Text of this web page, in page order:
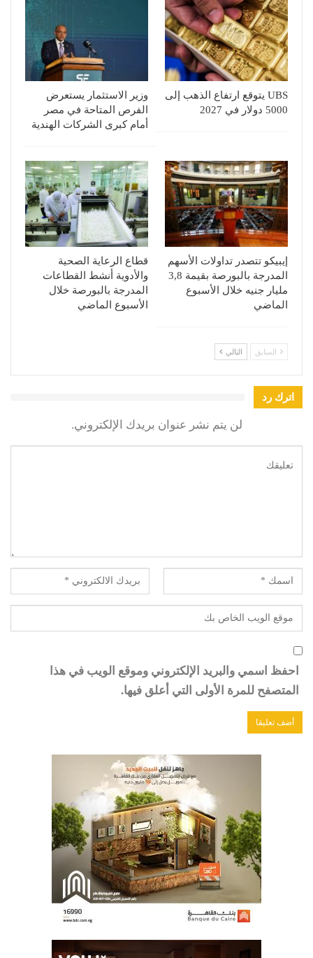
UBS يتوقع ارتفاع الذهب إلى
5000 دولار في 2027
وزير الاستثمار يستعرض
الفرص المتاحة في مصر
أمام كبرى الشركات الهندية
إيبيكو تتصدر تداولات الأسهم
المدرجة بالبورصة بقيمة 3,8
مليار جنيه خلال الأسبوع
الماضي
قطاع الرعاية الصحية
والأدوية أنشط القطاعات
المدرجة بالبورصة خلال
الأسبوع الماضي
السابق التالي
اترك رد
لن يتم نشر عنوان بريدك الإلكتروني.
احفظ اسمي والبريد الإلكتروني وموقع الويب في هذا
المتصفح للمرة الأولى التي أعلق فيها.